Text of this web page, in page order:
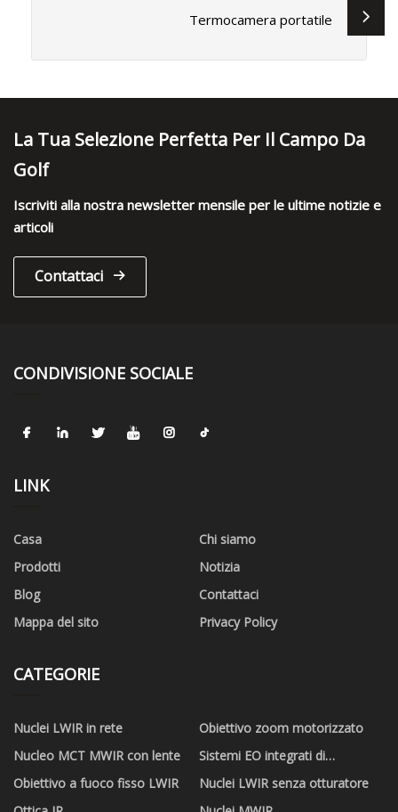
Termocamera portatile
La Tua Selezione Perfetta Per Il Campo Da
Golf
Iscriviti alla nostra newsletter mensile per le ultime notizie e
articoli
Contattaci
CONDIVISIONE SOCIALE
LINK
Casa
Chi siamo
Prodotti
Notizia
Blog
Contattaci
Mappa del sito
Privacy Policy
CATEGORIE
Nuclei LWIR in rete
Obiettivo zoom motorizzato
Nucleo MCT MWIR con lente
Sistemi EO integrati di
videosorveglianza e
Obiettivo a fuoco fisso LWIR
Nuclei LWIR senza otturatore